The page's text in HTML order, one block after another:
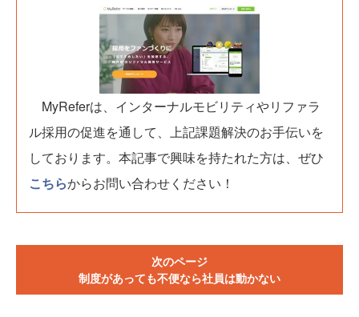
MyReferは、インターナルモビリティやリファラ
ル採用の促進を通して、上記課題解決のお手伝いを
しております。本記事で興味を持たれた方は、ぜひ
こちらからお問い合わせください！
次のページ
制度があっても不便なら社員は動かない